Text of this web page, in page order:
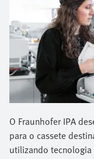
O Fraunhofer IPA
para o cassete
utilizando tecnologia